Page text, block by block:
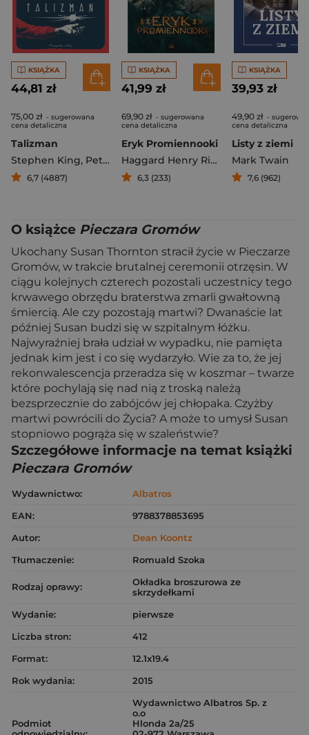
KSIĄŻKA
44,81 zł
75,00 zł - sugerowana
cena detaliczna
Talizman
Stephen King, Peter Straub
6,7 (4887)
KSIĄŻKA
41,99 zł
69,90 zł - sugerowana
cena detaliczna
Eryk Promiennooki
Haggard Henry Rider
6,3 (233)
KSIĄŻKA
39,93 zł
49,90 zł -
cena detaliczna
Listy z ziemi
Mark Twain
7,6 (962)
O książce Pieczara Gromów
Ukochany Susan Thornton stracił życie w Pieczarze
Gromów, w trakcie brutalnej ceremonii otrzęsin. W
ciągu kolejnych czterech pozostali uczestnicy tego
krwawego obrzędu braterstwa zmarli gwałtowną
śmiercią. Ale czy pozostają martwi? Dwanaście lat
później Susan budzi się w szpitalnym łóżku.
Najwyraźniej brała udział w wypadku, nie pamięta
jednak kim jest i co się wydarzyło. Wie za to, że jej
rekonwalescencja przeradza się w koszmar – twarze
które pochylają się nad nią z troską należą
bezsprzecznie do zabójców jej chłopaka. Czyżby
martwi powrócili do Życia? A może to umysł Susan
stopniowo pogrąża się w szaleństwie?
Szczegółowe informacje na temat książki
Pieczara Gromów
Wydawnictwo:
Albatros
EAN:
9788378853695
Autor:
Dean Koontz
Tłumaczenie:
Romuald Szoka
Rodzaj oprawy:
Okładka broszurowa ze
skrzydełkami
Wydanie:
pierwsze
Liczba stron:
412
Format:
12.1x19.4
Rok wydania:
2015
Podmiot
Wydawnictwo Albatros Sp. z
o.o
Hlonda 2a/25